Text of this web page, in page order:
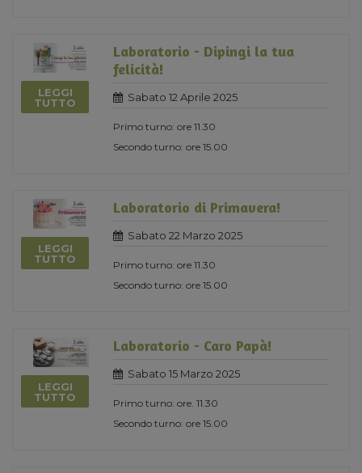
LEGGI
TUTTO
Laboratorio - Dipingi la tua
felicità!
Sabato 12 Aprile 2025
Primo turno: ore 11.30
Secondo turno: ore 15.00
LEGGI
TUTTO
Laboratorio di Primavera!
Sabato 22 Marzo 2025
Primo turno: ore 11.30
Secondo turno: ore 15.00
LEGGI
TUTTO
Laboratorio - Caro Papà!
Sabato 15 Marzo 2025
Primo turno: ore. 11.30
Secondo turno: ore 15.00